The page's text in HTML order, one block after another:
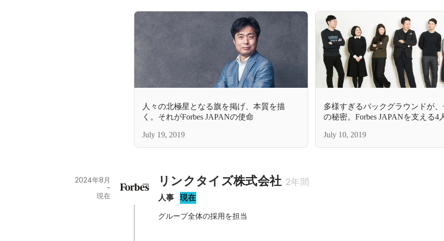
人々の北極星となる旗を掲げ、本質を描
く。それがForbes JAPANの使命
July 19, 2019
多様すぎるバックグラウンドが、
の秘密。Forbes JAPANを支える4
July 10, 2019
リンクタイズ株式会社 2年間
人事 現在
2024年8月
-
現在
グループ全体の採用を担当